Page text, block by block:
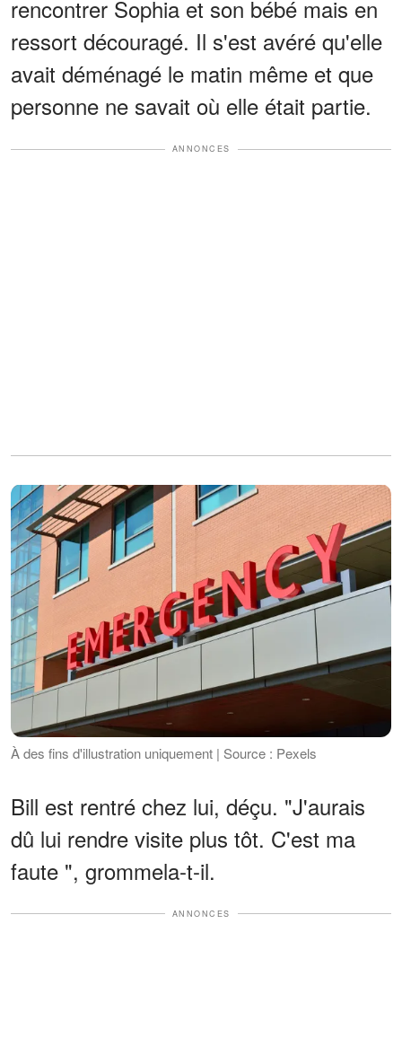
rencontrer Sophia et son bébé mais en
ressort découragé. Il s'est avéré qu'elle
avait déménagé le matin même et que
personne ne savait où elle était partie.
ANNONCES
À des fins d'illustration uniquement | Source : Pexels
Bill est rentré chez lui, déçu. "J'aurais
dû lui rendre visite plus tôt. C'est ma
faute ", grommela-t-il.
ANNONCES